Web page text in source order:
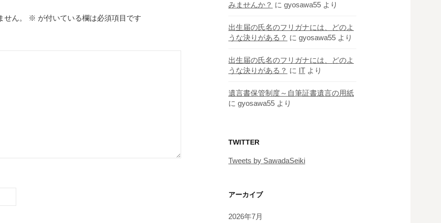
ん。 ※ が付いている欄は必須項目です
みませんか？ に gyosawa55 より
出生届の氏名のフリガナには、どのよ
うな決りがある？ に gyosawa55 より
出生届の氏名のフリガナには、どのよ
うな決りがある？ に IT より
遺言書保管制度～自筆証書遺言の用紙
に gyosawa55 より
TWITTER
Tweets by SawadaSeiki
アーカイブ
2026年7月